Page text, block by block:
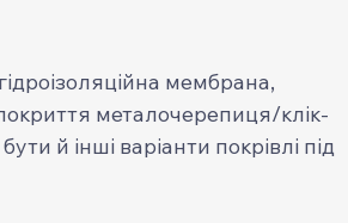
мембрана,
металочерепиця/клік-
й інші варіанти покрівлі під